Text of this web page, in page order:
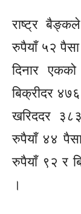
राष्ट्र
रुपैयाँ ५२
दिनार
बिक्रीदर
खरिददर
रुपैयाँ ४४
रुपैयाँ ९२ र
।